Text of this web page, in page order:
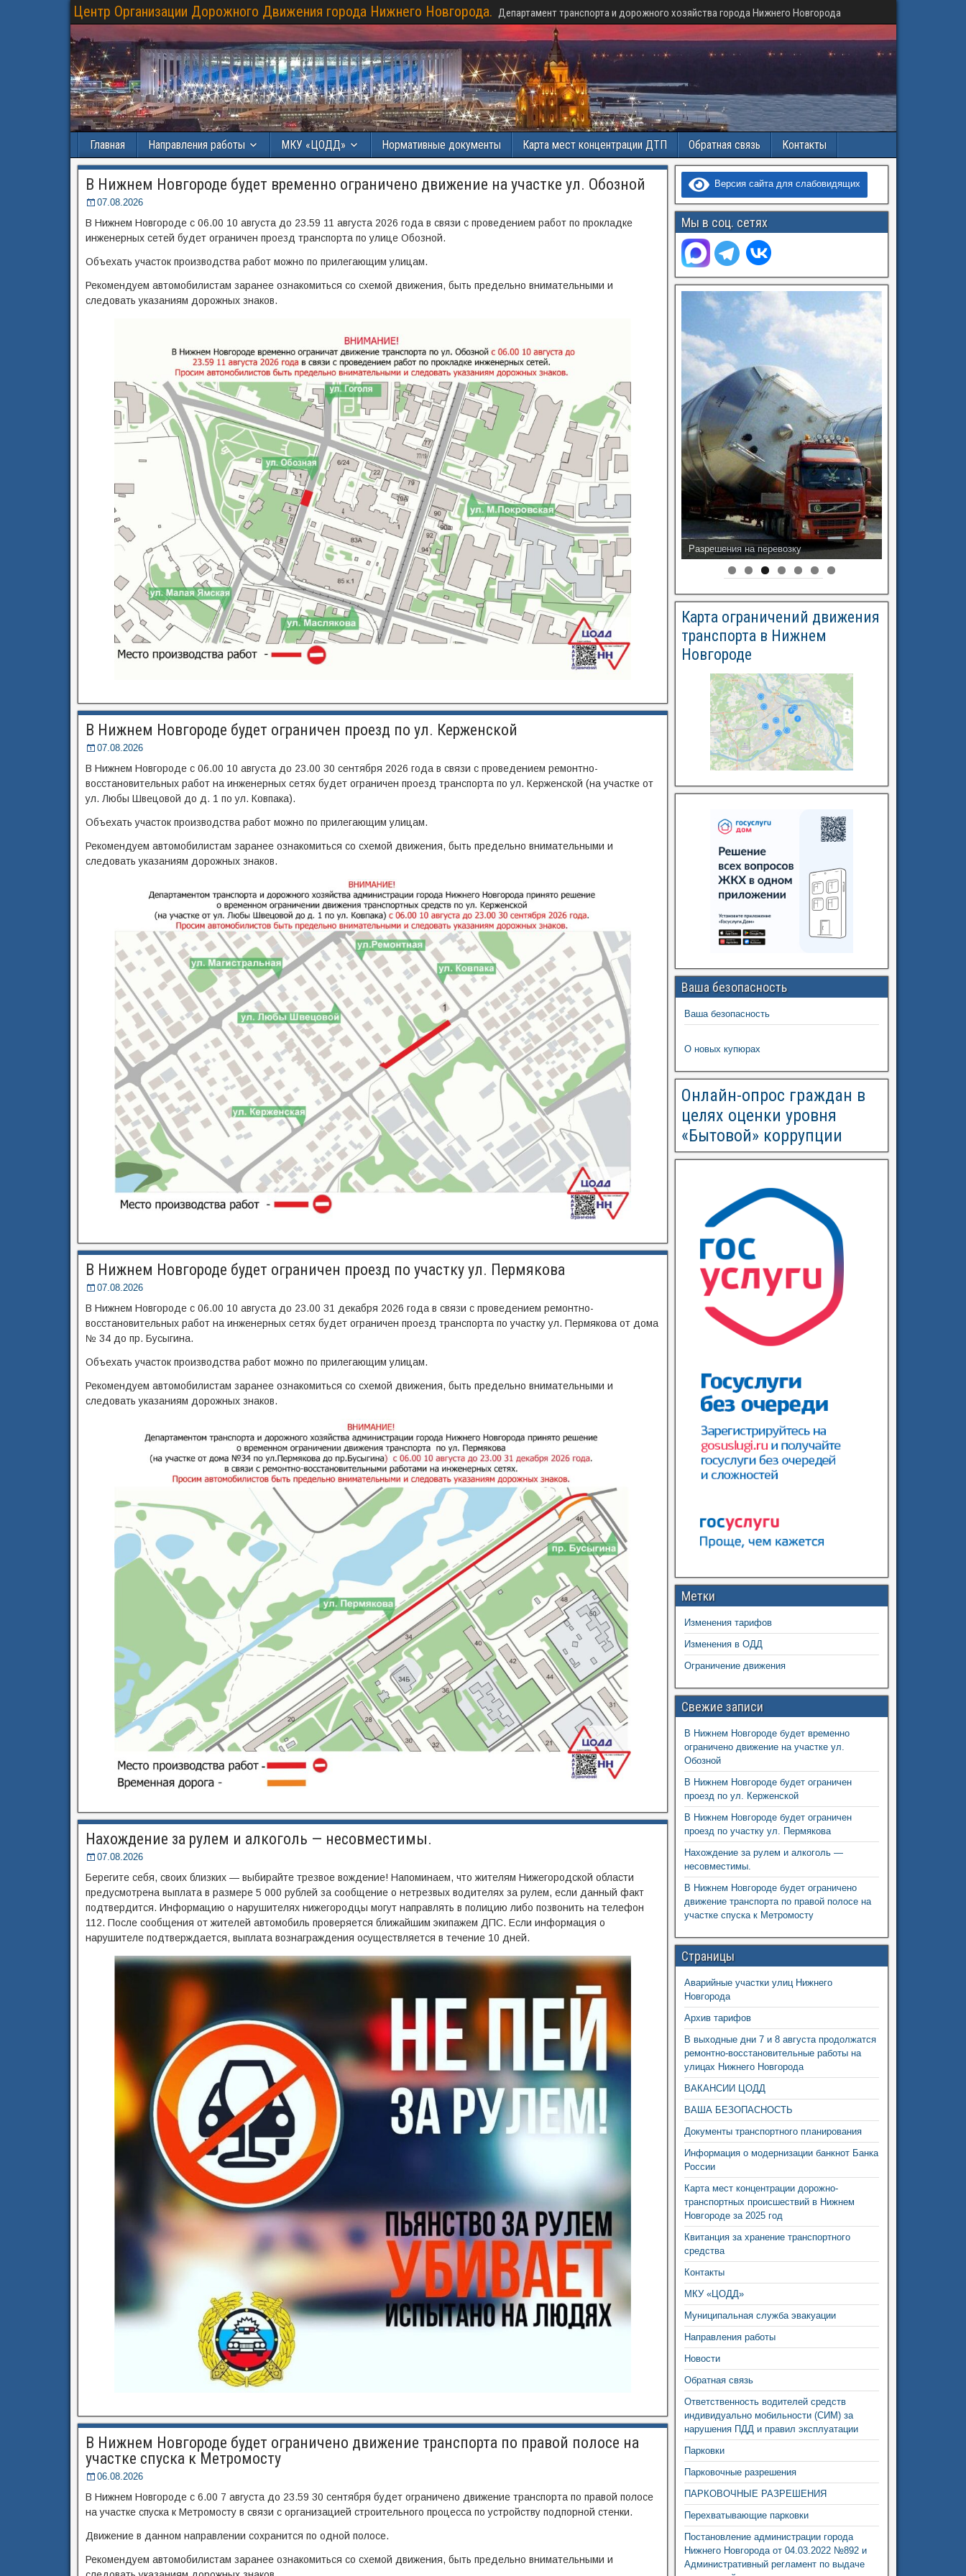
Центр Организации Дорожного Движения города Нижнего Новгорода. Департамент транспорта и дорожного хозяйства города Нижнего Новгорода
Главная Направления работы МКУ «ЦОДД» Нормативные документы Карта мест концентрации ДТП Обратная связь Контакты
В Нижнем Новгороде будет временно ограничено движение на участке ул. Обозной
07.08.2026
В Нижнем Новгороде с 06.00 10 августа до 23.59 11 августа 2026 года в связи с проведением работ по прокладке
инженерных сетей будет ограничен проезд транспорта по улице Обозной.
Объехать участок производства работ можно по прилегающим улицам.
Рекомендуем автомобилистам заранее ознакомиться со схемой движения, быть предельно внимательными и
следовать указаниям дорожных знаков.
В Нижнем Новгороде будет ограничен проезд по ул. Керженской
07.08.2026
В Нижнем Новгороде с 06.00 10 августа до 23.00 30 сентября 2026 года в связи с проведением ремонтно-
восстановительных работ на инженерных сетях будет ограничен проезд транспорта по ул. Керженской (на участке от
ул. Любы Швецовой до д. 1 по ул. Ковпака).
Объехать участок производства работ можно по прилегающим улицам.
Рекомендуем автомобилистам заранее ознакомиться со схемой движения, быть предельно внимательными и
следовать указаниям дорожных знаков.
В Нижнем Новгороде будет ограничен проезд по участку ул. Пермякова
07.08.2026
В Нижнем Новгороде с 06.00 10 августа до 23.00 31 декабря 2026 года в связи с проведением ремонтно-
восстановительных работ на инженерных сетях будет ограничен проезд транспорта по участку ул. Пермякова от дома
№ 34 до пр. Бусыгина.
Объехать участок производства работ можно по прилегающим улицам.
Рекомендуем автомобилистам заранее ознакомиться со схемой движения, быть предельно внимательными и
следовать указаниям дорожных знаков.
Нахождение за рулем и алкоголь — несовместимы.
07.08.2026
Берегите себя, своих близких — выбирайте трезвое вождение! Напоминаем, что жителям Нижегородской области
предусмотрена выплата в размере 5 000 рублей за сообщение о нетрезвых водителях за рулем, если данный факт
подтвердится. Информацию о нарушителях нижегородцы могут направлять в полицию либо позвонить на телефон
112. После сообщения от жителей автомобиль проверяется ближайшим экипажем ДПС. Если информация о
нарушителе подтверждается, выплата вознаграждения осуществляется в течение 10 дней.
В Нижнем Новгороде будет ограничено движение транспорта по правой полосе на
участке спуска к Метромосту
06.08.2026
В Нижнем Новгороде с 6.00 7 августа до 23.59 30 сентября будет ограничено движение транспорта по правой полосе
на участке спуска к Метромосту в связи с организацией строительного процесса по устройству подпорной стенки.
Движение в данном направлении сохранится по одной полосе.
Рекомендуем автомобилистам заранее ознакомиться со схемой движения, быть предельно внимательными и
Версия сайта для слабовидящих
Мы в соц. сетях
Разрешения на перевозку
Карта ограничений движения
транспорта в Нижнем
Новгороде
Ваша безопасность
Ваша безопасность
О новых купюрах
Онлайн-опрос граждан в
целях оценки уровня
«Бытовой» коррупции
Метки
Изменения тарифов
Изменения в ОДД
Ограничение движения
Свежие записи
В Нижнем Новгороде будет временно
ограничено движение на участке ул.
Обозной
В Нижнем Новгороде будет ограничен
проезд по ул. Керженской
В Нижнем Новгороде будет ограничен
проезд по участку ул. Пермякова
Нахождение за рулем и алкоголь —
несовместимы.
В Нижнем Новгороде будет ограничено
движение транспорта по правой полосе на
участке спуска к Метромосту
Страницы
Аварийные участки улиц Нижнего
Новгорода
Архив тарифов
В выходные дни 7 и 8 августа продолжатся
ремонтно-восстановительные работы на
улицах Нижнего Новгорода
ВАКАНСИИ ЦОДД
ВАША БЕЗОПАСНОСТЬ
Документы транспортного планирования
Информация о модернизации банкнот Банка
России
Карта мест концентрации дорожно-
транспортных происшествий в Нижнем
Новгороде за 2025 год
Квитанция за хранение транспортного
средства
Контакты
МКУ «ЦОДД»
Муниципальная служба эвакуации
Направления работы
Новости
Обратная связь
Ответственность водителей средств
индивидуально мобильности (СИМ) за
нарушения ПДД и правил эксплуатации
Парковки
Парковочные разрешения
ПАРКОВОЧНЫЕ РАЗРЕШЕНИЯ
Перехватывающие парковки
Постановление администрации города
Нижнего Новгорода от 04.03.2022 №892 и
Административный регламент по выдаче